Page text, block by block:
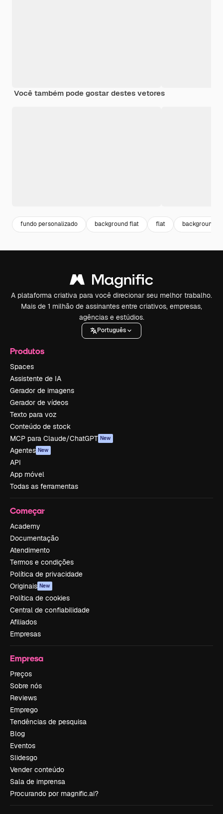
Você também pode gostar destes vetores
fundo personalizado background flat flat background
A plataforma criativa para você direcionar seu melhor trabalho.
Mais de 1 milhão de assinantes entre criativos, empresas,
agências e estúdios.
Português
Produtos
Spaces
Assistente de IA
Gerador de imagens
Gerador de vídeos
Texto para voz
Conteúdo de stock
MCP para Claude/ChatGPT New
Agentes New
API
App móvel
Todas as ferramentas
Começar
Academy
Documentação
Atendimento
Termos e condições
Política de privacidade
Originais New
Política de cookies
Central de confiabilidade
Afiliados
Empresas
Empresa
Preços
Sobre nós
Reviews
Emprego
Tendências de pesquisa
Blog
Eventos
Slidesgo
Vender conteúdo
Sala de imprensa
Procurando por magnific.ai?